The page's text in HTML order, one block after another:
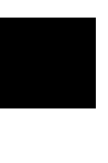
您日常生活不可或